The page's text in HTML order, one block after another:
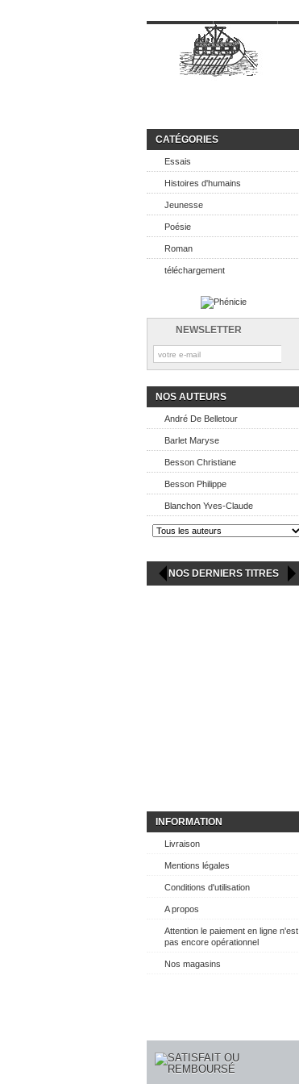
Roman
CATÉGORIES
Essais
Histoires d'humains
Jeunesse
Poésie
Roman
téléchargement
NEWSLETTER
NOS AUTEURS
André De Belletour
Barlet Maryse
Besson Christiane
Besson Philippe
Blanchon Yves-Claude
NOS DERNIERS TITRES
INFORMATION
Livraison
Mentions légales
Conditions d'utilisation
A propos
Attention le paiement en ligne n'est
pas encore opérationnel
Nos magasins